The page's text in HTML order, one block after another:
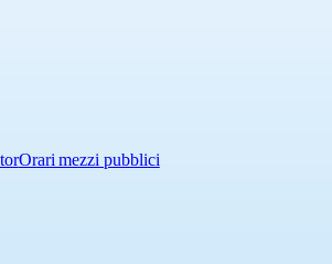
Orari mezzi pubblici